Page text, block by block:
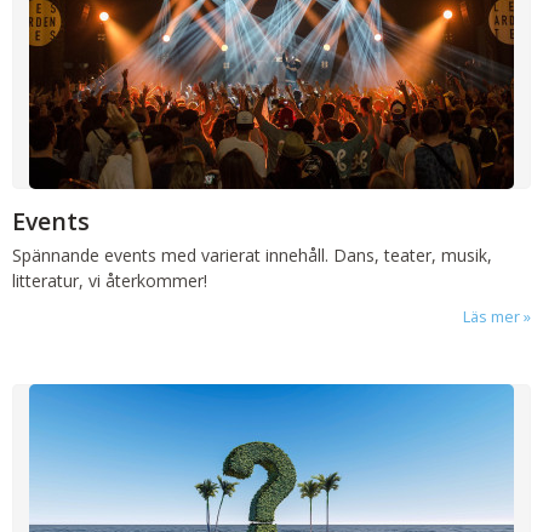
Events
Spännande events med varierat innehåll. Dans, teater, musik,
litteratur, vi återkommer!
Läs mer